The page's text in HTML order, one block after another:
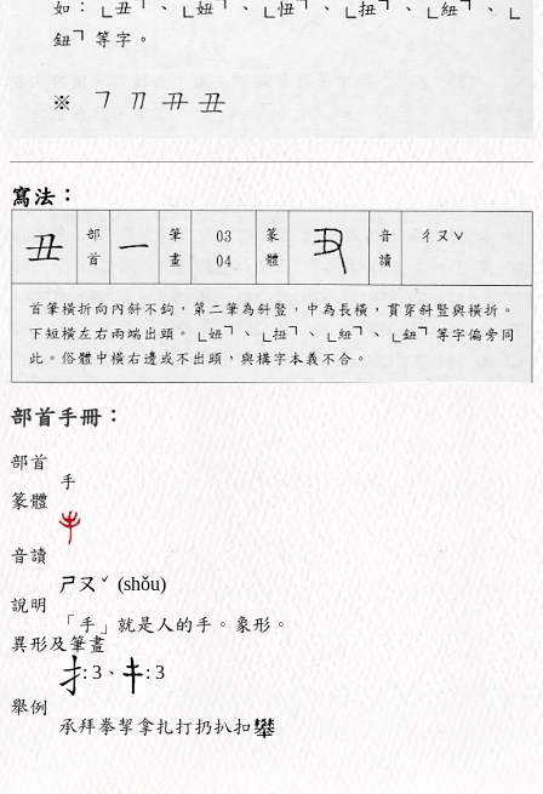
寫法：
部首手冊：
部首
手
篆體
音讀
ㄕㄡ ˇ (shǒu)
說明
「手」就是人的手。象形。
異形及筆畫
: 3、
: 3
舉例
承拜拳挈拿扎打扔扒扣